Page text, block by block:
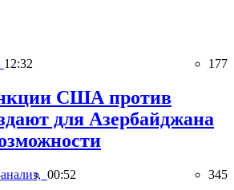
12:32 177
США против
для Азербайджана
00:52 345